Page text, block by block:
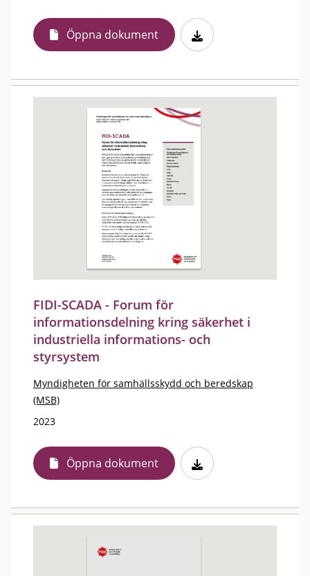
Öppna dokument
FIDI-SCADA - Forum för
informationsdelning kring säkerhet i
industriella informations- och
styrsystem
Myndigheten för samhällsskydd och beredskap
(MSB)
2023
Öppna dokument